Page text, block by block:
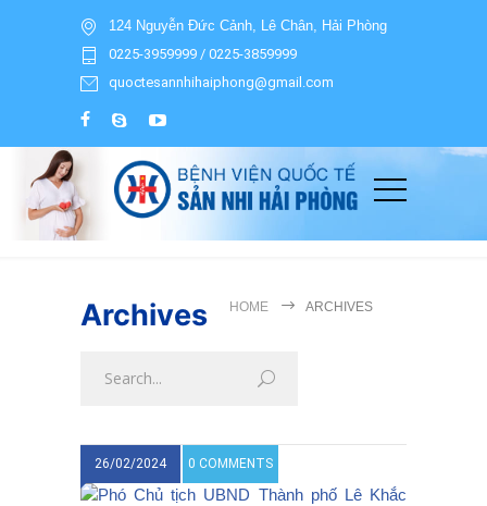
124 Nguyễn Đức Cảnh, Lê Chân, Hải Phòng
0225-3959999 / 0225-3859999
quoctesannhihaiphong@gmail.com
Archives HOME ARCHIVES
26/02/2024 0 COMMENTS